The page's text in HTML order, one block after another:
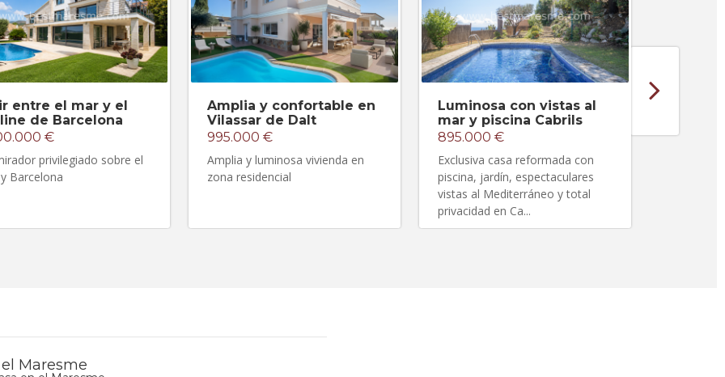
entre el mar y el
de Barcelona
€
privilegiado sobre el
Barcelona
Amplia y confortable en
Vilassar de Dalt
995.000 €
Amplia y luminosa vivienda en
zona residencial
Luminosa con vistas al
mar y piscina Cabrils
895.000 €
Exclusiva casa reformada con
piscina, jardín, espectaculares
vistas al Mediterráneo y total
privacidad en Ca...
Maresme